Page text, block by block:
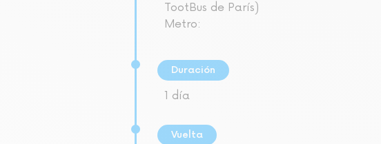
TootBus de París)
Metro:
Duración
1 día
Vuelta